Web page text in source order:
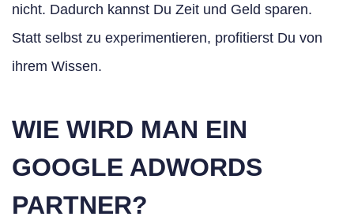
nicht. Dadurch kannst Du Zeit und Geld sparen.
Statt selbst zu experimentieren, profitierst Du von
ihrem Wissen.
WIE WIRD MAN EIN
GOOGLE ADWORDS
PARTNER?